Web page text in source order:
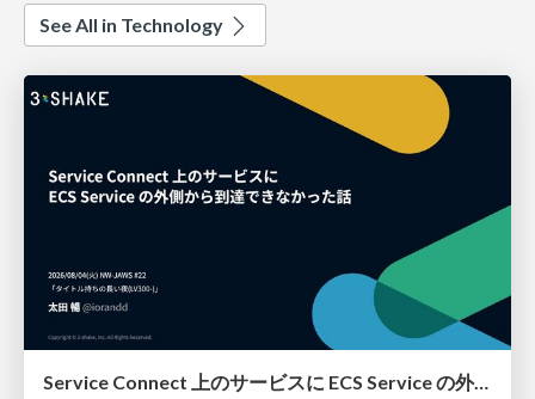
See All in Technology
Service Connect 上のサービスに ECS Service の外側から到達できなかった話